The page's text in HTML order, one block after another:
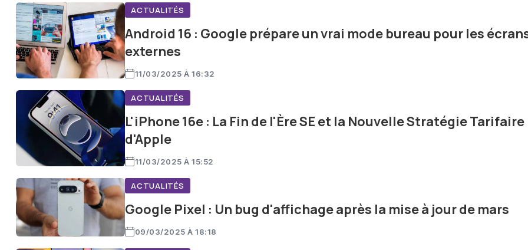
ACTUALITÉS
Android 16 : Google prépare un vrai mode bureau pour les
externes
11/03/2025 À 16:32
ACTUALITÉS
L'iPhone 16e : La Fin de l'Ère SE et la Nouvelle Stratégie Tarifaire
d'Apple
11/03/2025 À 15:52
ACTUALITÉS
Google Pixel : Un bug d'affichage après la mise à jour de mars
09/03/2025 À 18:18